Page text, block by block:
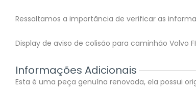
Ressaltamos a importância de verificar as
Display de aviso de colisão para caminhão Volvo
Informações Adicionais
Esta é uma peça genuína renovada, ela possui